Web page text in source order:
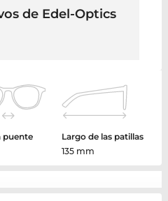
de Edel-Optics
puente
Largo de las patillas
135 mm